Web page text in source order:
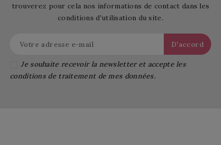
trouverez pour cela nos informations de contact dans les
conditions d'utilisation du site.
Je souhaite recevoir la newsletter et accepte les
conditions de traitement de mes données.